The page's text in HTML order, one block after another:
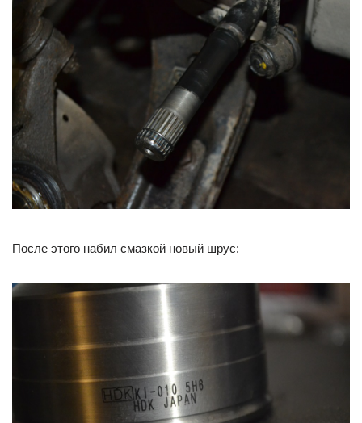
После этого набил смазкой новый шрус: